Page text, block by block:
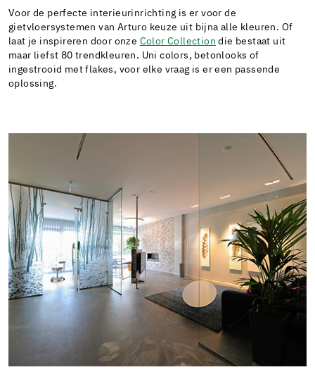
Voor de perfecte interieurinrichting is er voor de
gietvloersystemen van Arturo keuze uit bijna alle kleuren. Of
laat je inspireren door onze Color Collection die bestaat uit
maar liefst 80 trendkleuren. Uni colors, betonlooks of
ingestrooid met flakes, voor elke vraag is er een passende
oplossing.